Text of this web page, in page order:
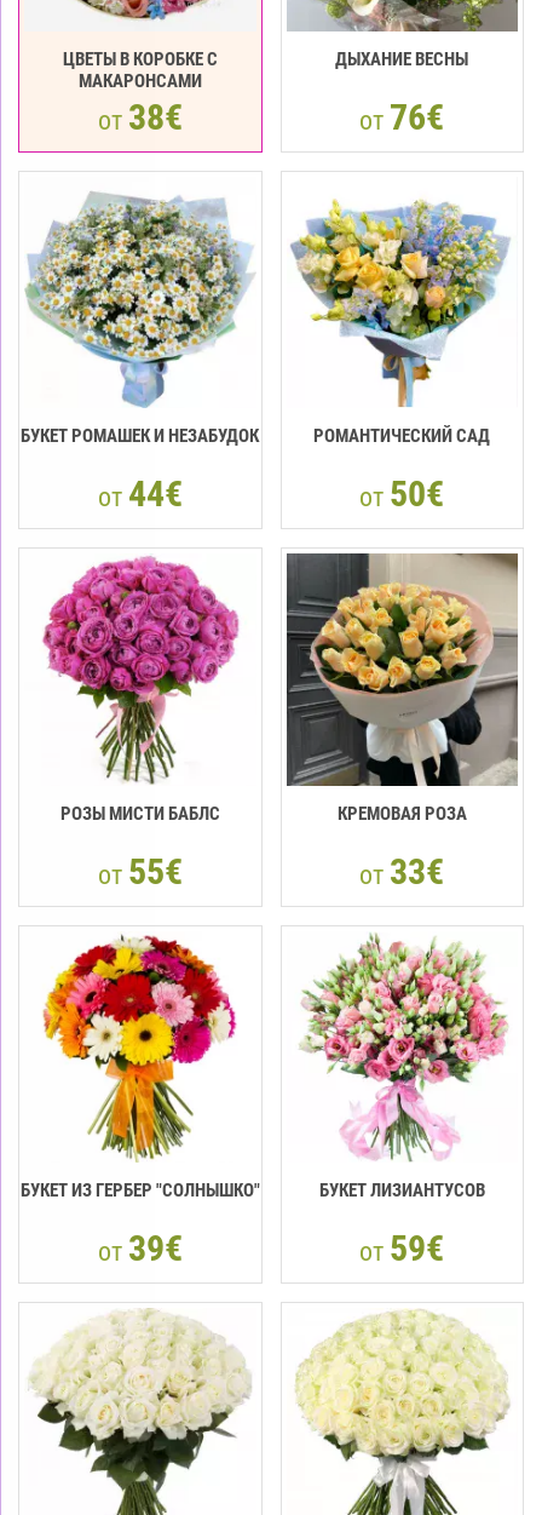
ЦВЕТЫ В КОРОБКЕ С
МАКАРOНCАМИ
от 38€
ДЫХАНИЕ ВЕСНЫ
от 76€
БУКЕТ РОМАШЕК И НЕЗАБУДОК
от 44€
РОМАНТИЧЕСКИЙ САД
от 50€
РОЗЫ МИСТИ БАБЛС
от 55€
КРЕМОВАЯ РОЗА
от 33€
БУКЕТ ИЗ ГЕРБЕР "СОЛНЫШКО"
от 39€
БУКЕТ ЛИЗИАНТУСОВ
от 59€